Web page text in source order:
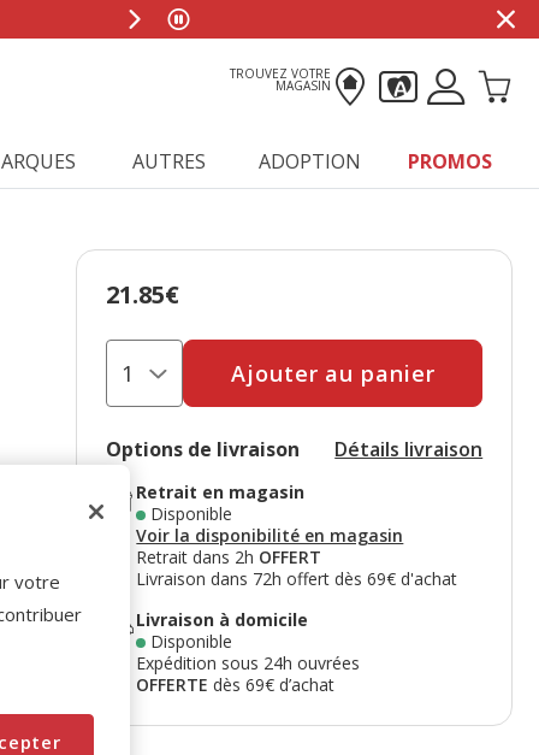
TROUVEZ VOTRE
MAGASIN
AUTRES ADOPTION PROMOS
Prix 21.85€
21.85€
Ajouter au panier
Options de livraison Détails livraison
Retrait en magasin
Disponible
Voir la disponibilité en magasin
Retrait dans 2h OFFERT
Livraison dans 72h offert dès 69€ d'achat
Livraison à domicile
Disponible
Expédition sous 24h ouvrées
OFFERTEdès 69€ d’achat
votre